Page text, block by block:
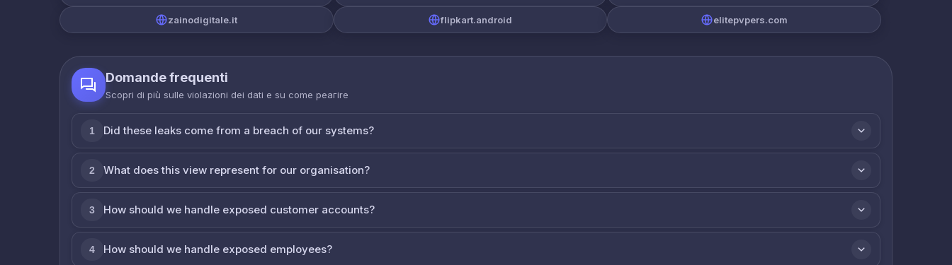
zainodigitale.it flipkart.android elitepvpers.com
Domande frequenti
Scopri di più sulle violazioni dei dati e su come реагire
1 Did these leaks come from a breach of our systems?
2 What does this view represent for our organisation?
3 How should we handle exposed customer accounts?
4 How should we handle exposed employees?